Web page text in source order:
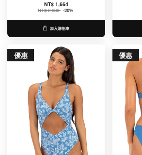
NT$ 1,664
NT$ 2,080 -20%
加入購物車
優惠 優惠